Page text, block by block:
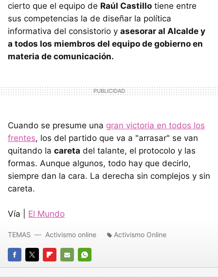
cierto que el equipo de Raúl Castillo tiene entre
sus competencias la de diseñar la política
informativa del consistorio y asesorar al Alcalde y
a todos los miembros del equipo de gobierno en
materia de comunicación.
Cuando se presume una gran victoria en todos los
frentes, los del partido que va a "arrasar" se van
quitando la careta del talante, el protocolo y las
formas. Aunque algunos, todo hay que decirlo,
siempre dan la cara. La derecha sin complejos y sin
careta.
Vía | El Mundo
FACEBOOK
TWITTERFLIPBOARD
E-
WHATSAPP
TEMAS Activismo online Activismo Online